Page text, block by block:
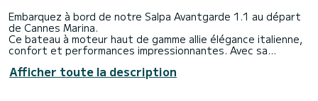
Embarquez à bord de notre Salpa Avantgarde 1.1 au départ
de Cannes Marina.
Ce bateau à moteur haut de gamme allie élégance italienne,
confort et performances impressionnantes. Avec sa
et extrêmement agréable, idéale pour explorer les Îles de
Afficher toute la description